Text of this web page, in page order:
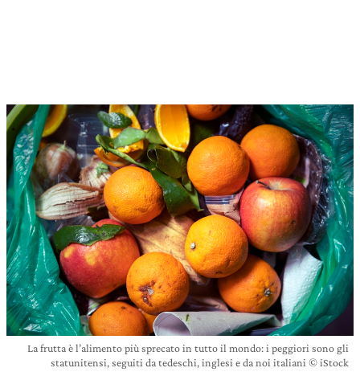
La frutta è l’alimento più sprecato in tutto il mondo: i peggiori sono gli
statunitensi, seguiti da tedeschi, inglesi e da noi italiani © iStock